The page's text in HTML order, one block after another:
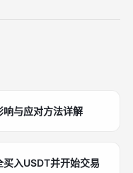
响与应对方法详解
入USDT并开始交易